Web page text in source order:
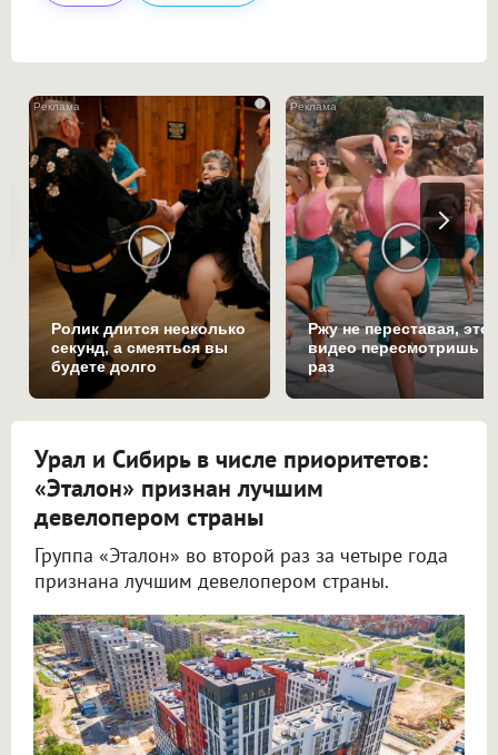
i
Ролик длится несколько
секунд, а смеяться вы
будете долго
Ржу не переставая, это
видео пересмотришь
раз
Урал и Сибирь в числе приоритетов:
«Эталон» признан лучшим
девелопером страны
Группа «Эталон» во второй раз за четыре года
признана лучшим девелопером страны.